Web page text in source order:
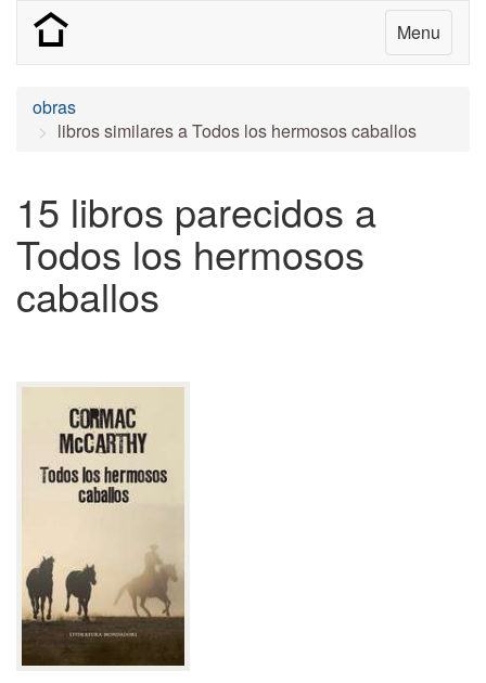
Menu
obras
libros similares a Todos los hermosos caballos
15 libros parecidos a
Todos los hermosos
caballos